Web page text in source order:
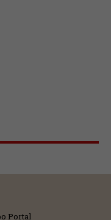
Portal